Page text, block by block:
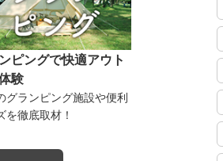
ピングで快適アウト
験
グランピング施設や便利
を徹底取材！